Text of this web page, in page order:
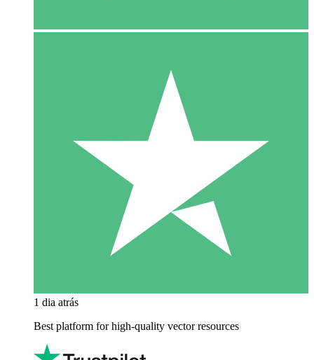
1 dia atrás
Best platform for high-quality vector resources